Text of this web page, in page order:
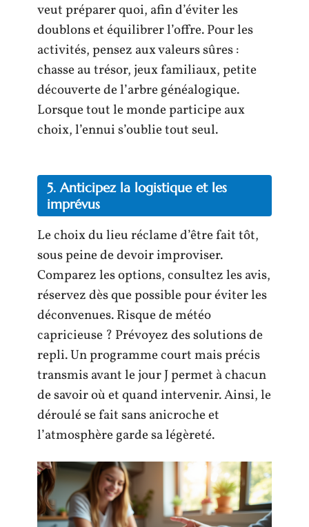
veut préparer quoi, afin d’éviter les
doublons et équilibrer l’offre. Pour les
activités, pensez aux valeurs sûres :
chasse au trésor, jeux familiaux, petite
découverte de l’arbre généalogique.
Lorsque tout le monde participe aux
choix, l’ennui s’oublie tout seul.
5. Anticipez la logistique et les
imprévus
Le choix du lieu réclame d’être fait tôt,
sous peine de devoir improviser.
Comparez les options, consultez les avis,
réservez dès que possible pour éviter les
déconvenues. Risque de météo
capricieuse ? Prévoyez des solutions de
repli. Un programme court mais précis
transmis avant le jour J permet à chacun
de savoir où et quand intervenir. Ainsi, le
déroulé se fait sans anicroche et
l’atmosphère garde sa légèreté.